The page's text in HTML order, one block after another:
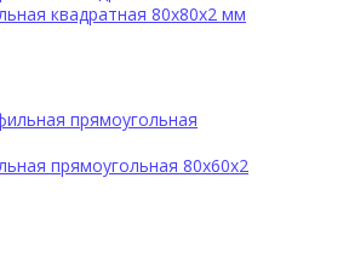
квадратная 80х80х2 мм
прямоугольная 80х60х2